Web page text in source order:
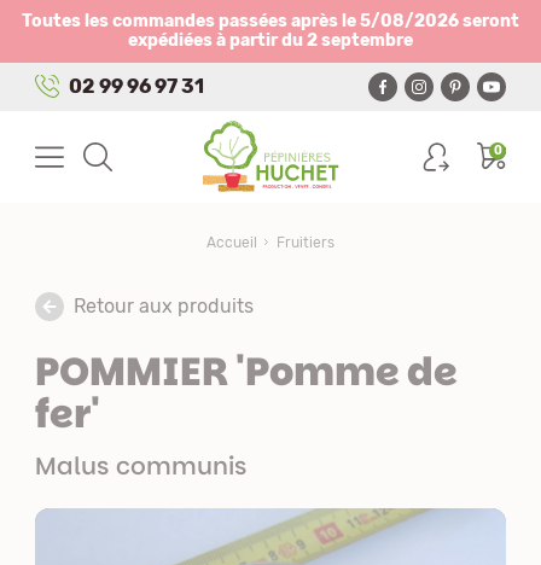
Toutes les commandes passées après le 5/08/2026 seront
expédiées à partir du 2 septembre
02 99 96 97 31
0
Accueil Fruitiers
Retour aux produits
POMMIER 'Pomme de
fer'
Malus communis
Panneau de gestion des cookies